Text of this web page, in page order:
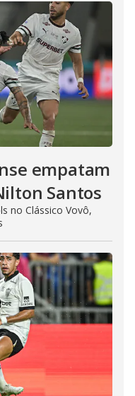
empatam
Santos
no Clássico Vovô,